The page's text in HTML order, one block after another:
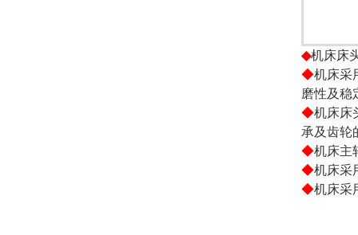
◆机床床
◆机床采
磨性及稳
◆机床床
承及齿轮
◆机床主
◆机床采
◆机床采